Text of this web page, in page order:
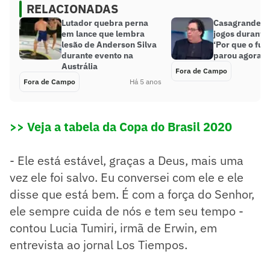
RELACIONADAS
Lutador quebra perna
em lance que lembra
lesão de Anderson Silva
durante evento na
Austrália
Fora de Campo Há 5 anos
Casagrande
jogos
‘Por que o
parou agora?’
Fora de Campo
>> Veja a tabela da Copa do Brasil 2020
- Ele está estável, graças a Deus, mais uma
vez ele foi salvo. Eu conversei com ele e ele
disse que está bem. É com a força do Senhor,
ele sempre cuida de nós e tem seu tempo -
contou Lucia Tumiri, irmã de Erwin, em
entrevista ao jornal Los Tiempos.